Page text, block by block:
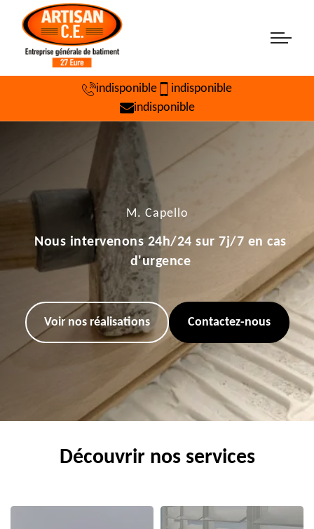
indisponible
indisponible
indisponible
M. Capello
Nous intervenons 24h/24 sur 7j/7 en cas
d'urgence
Voir nos réalisations Contactez-nous
Découvrir nos services